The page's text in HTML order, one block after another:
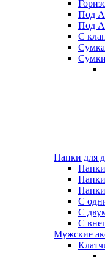
Под
Под
С
Сумки
Папки для
С
С
С
Мужские